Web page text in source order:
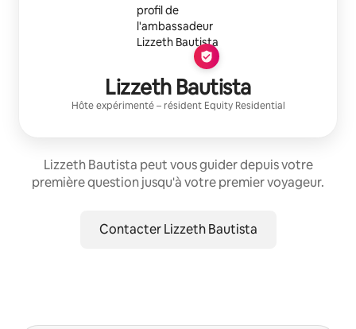
Lizzeth Bautista
Hôte expérimenté– résident Equity Residential
Lizzeth Bautista peut vous guider depuis votre
première question jusqu'à votre premier voyageur.
Contacter Lizzeth Bautista